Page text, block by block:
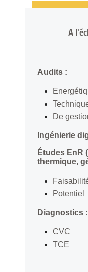
A
Audits :
De
Ingénierie
Études EnR
thermique,
Potentiel
Diagnostics :
CVC
TCE